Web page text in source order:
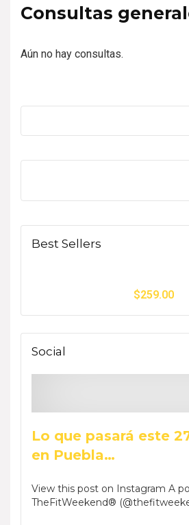
Consultas
Aún no hay consultas.
Best Sellers
$259.00
Social
Lo que pasará este
en Puebla…
View this post on Instagram A
TheFitWeekend®